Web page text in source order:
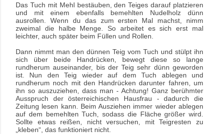
Das Tuch mit Mehl bestäuben, den Teiges darauf platzieren
und mit einem ebenfalls bemehlten Nudelholz dünn
ausrollen. Wenn du das zum ersten Mal machst, nimm
zweimal die halbe Menge. So arbeitet es sich erst mal
leichter, auch später beim Füllen und Rollen.
Dann nimmt man den dünnen Teig vom Tuch und stülpt ihn
sich über beide Handrücken, bewegt diese so lange
rundherum auseinander, bis der Teig sehr dünn geworden
ist. Nun den Teig wieder auf dem Tuch ablegen und
rundherum noch mit den Handrücken darunter fahren, um
ihn so auszuziehen, dass man - Achtung! Ganz berühmter
Ausspruch der österreichischen Hausfrau - dadurch die
Zeitung lesen kann. Beim Ausziehen immer wieder ablegen
auf dem bemehlten Tuch, sodass die Fläche größer wird.
Sollte etwas reißen, nicht versuchen, mit Teigresten zu
„kleben“, das funktioniert nicht.